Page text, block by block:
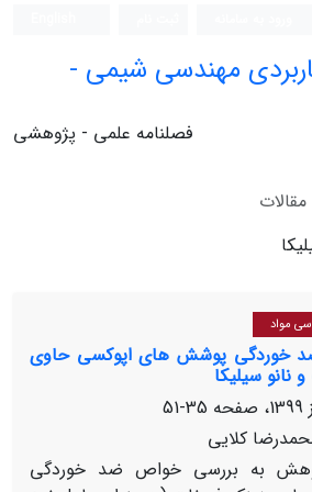
مهندسی شیمی -
فصلنامه علمی - پژوهشی
مواد
خوردگی پوشش های اپوکسی حاوی
سیلیکا
35-51
کلایی
به بررسی خواص ضد خوردگی